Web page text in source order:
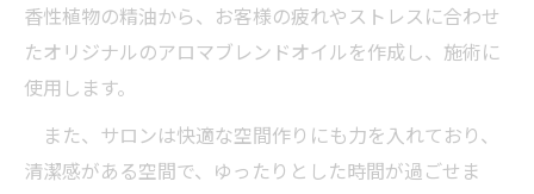
香性植物の精油から、お客様の疲れやストレスに合わせ
たオリジナルのアロマブレンドオイルを作成し、施術に
使用します。
また、サロンは快適な空間作りにも力を入れており、
清潔感がある空間で、ゆったりとした時間が過ごせま